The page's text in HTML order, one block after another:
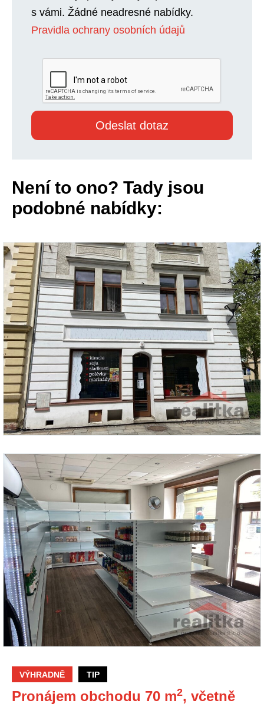
s vámi. Žádné neadresné nabídky.
Pravidla ochrany osobních údajů
Není to ono? Tady jsou
podobné nabídky:
VÝHRADNĚ TIP
Pronájem obchodu 70 m2, včetně